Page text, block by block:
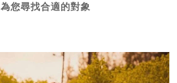
為您尋找合適的對象